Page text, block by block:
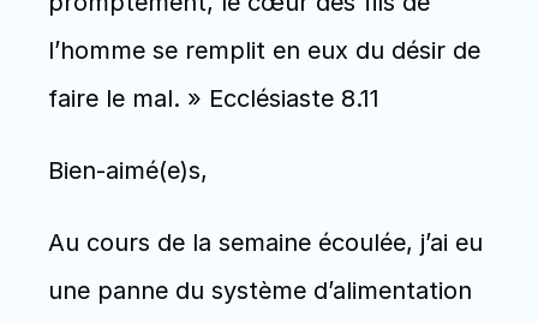
l’homme se remplit en eux du désir de
faire le mal. » Ecclésiaste 8.11
Bien-aimé(e)s,
Au cours de la semaine écoulée, j’ai eu
une panne du système d’alimentation